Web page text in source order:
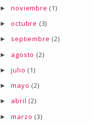
►noviembre (1)
►octubre (3)
► septiembre (2)
► agosto (2)
►julio (1)
►mayo (2)
► abril (2)
►marzo (3)